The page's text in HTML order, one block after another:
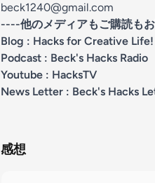
beck1240@gmail.com
----他のメディアもご購読も
Blog : Hacks for Creative Life!
Podcast : Beck's Hacks Radio
Youtube : HacksTV
News Letter : Beck's Hacks
感想